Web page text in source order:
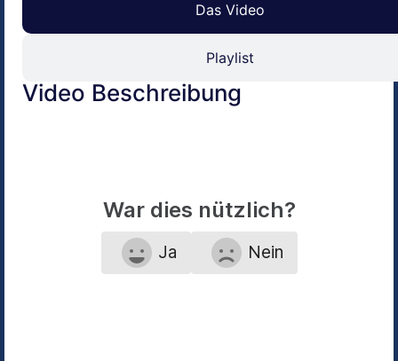
Das Video
Playlist
Video Beschreibung
War dies nützlich?
Ja Nein